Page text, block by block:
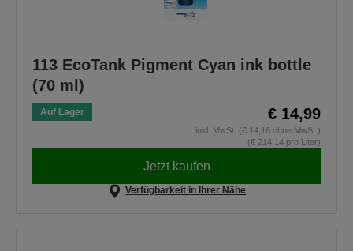
113 EcoTank Pigment Cyan ink bottle
(70 ml)
Auf Lager € 14,99
inkl. MwSt. (€ 14,16 ohne MwSt.)
(€ 214,14 pro Liter)
Jetzt kaufen
Verfügbarkeit in Ihrer Nähe